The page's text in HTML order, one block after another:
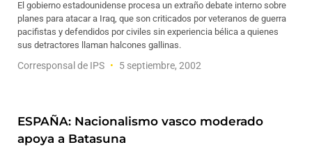
El gobierno estadounidense procesa un extraño debate interno sobre
planes para atacar a Iraq, que son criticados por veteranos de guerra
pacifistas y defendidos por civiles sin experiencia bélica a quienes
sus detractores llaman halcones gallinas.
Corresponsal de IPS 5 septiembre, 2002
ESPAÑA: Nacionalismo vasco moderado
apoya a Batasuna